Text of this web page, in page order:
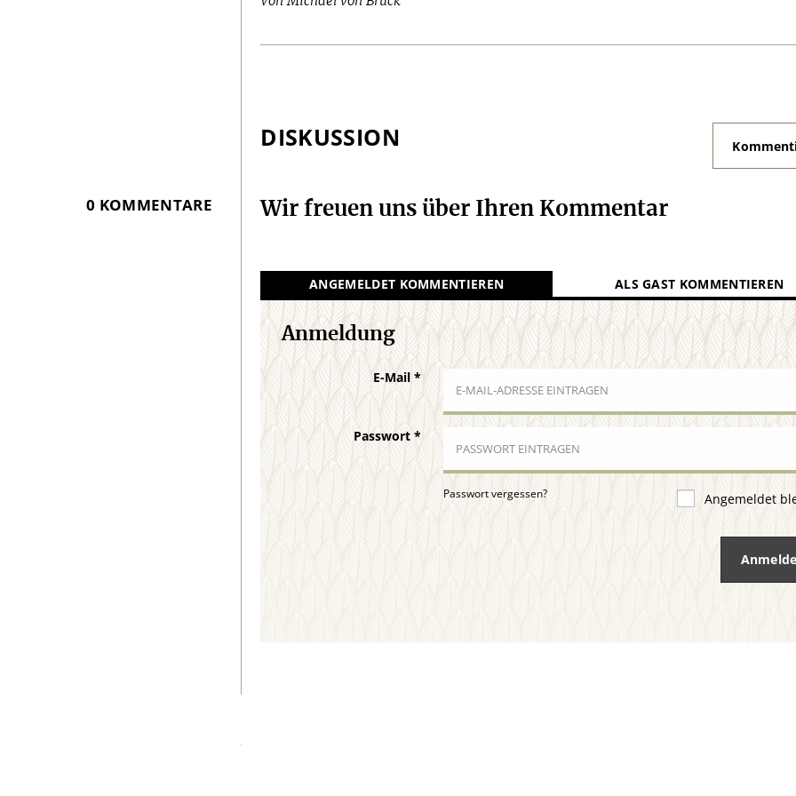
DISKUSSION
0 KOMMENTARE Wir freuen uns über Ihren Kommentar
ANGEMELDET KOMMENTIEREN ALS GAST KOMMENTIEREN
Anmeldung
E-Mail *
Passwort*
Passwort vergessen? Angemeldet